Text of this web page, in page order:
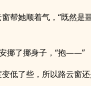
窗帮她顺着气，“既然是
挪了挪身子，“抱——”
变低了些，所以路云窗